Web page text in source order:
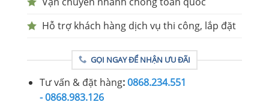
Hỗ trợ khách hàng dịch vụ thi công, lắp đặt
GỌI NGAY ĐỂ NHẬN ƯU ĐÃI
Tư vấn & đặt hàng:0868.234.551
- 0868.983.126